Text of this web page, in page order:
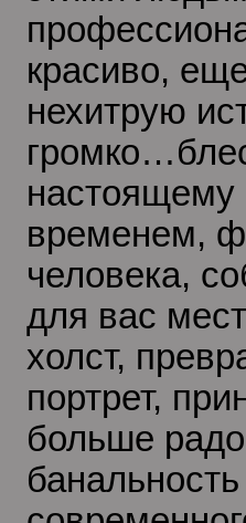
красиво,
нехитрую
временем,
человека,
для вас
холст,
портрет,
больше